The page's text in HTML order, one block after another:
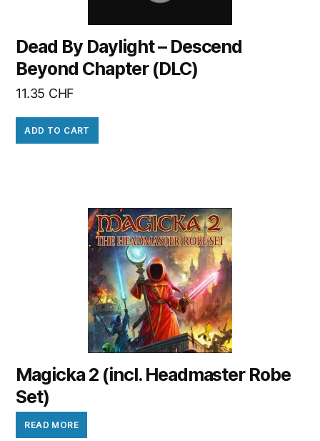
Dead By Daylight – Descend
Beyond Chapter (DLC)
11.35 CHF
ADD TO CART
Magicka 2 (incl. Headmaster Robe
Set)
READ MORE